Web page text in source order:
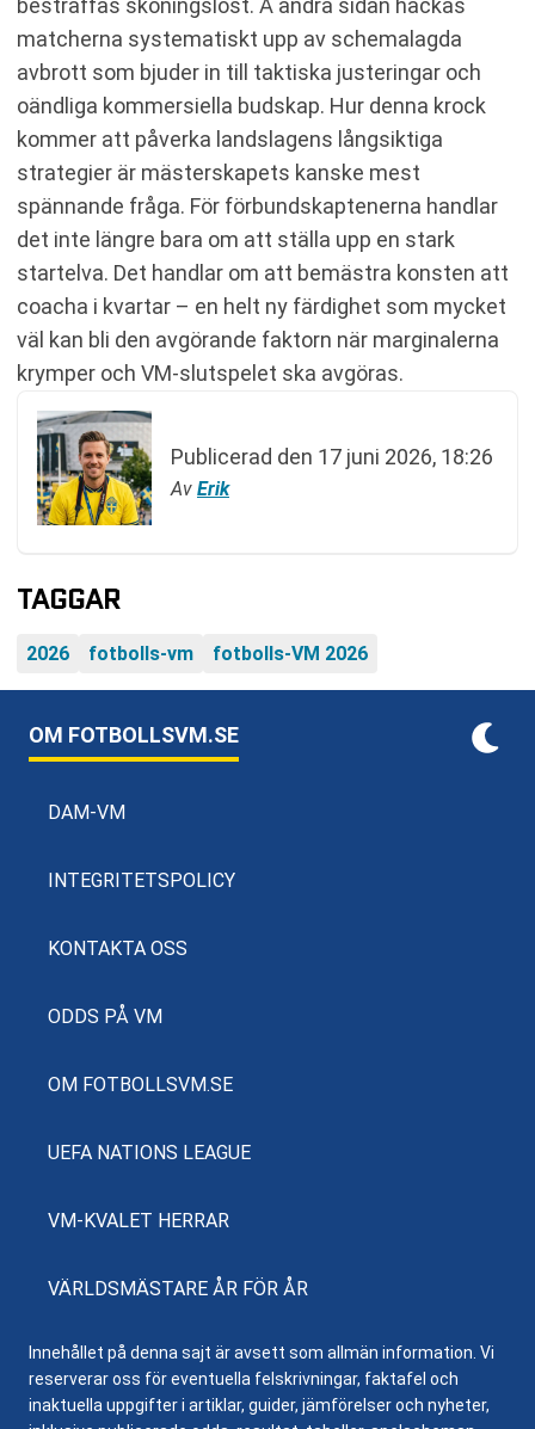
bestraffas skoningslöst. Å andra sidan hackas
matcherna systematiskt upp av schemalagda
avbrott som bjuder in till taktiska justeringar och
oändliga kommersiella budskap. Hur denna krock
kommer att påverka landslagens långsiktiga
strategier är mästerskapets kanske mest
spännande fråga. För förbundskaptenerna handlar
det inte längre bara om att ställa upp en stark
startelva. Det handlar om att bemästra konsten att
coacha i kvartar – en helt ny färdighet som mycket
väl kan bli den avgörande faktorn när marginalerna
krymper och VM-slutspelet ska avgöras.
Publicerad den 17 juni 2026, 18:26
Av Erik
TAGGAR
2026 fotbolls-vm fotbolls-VM 2026
OM FOTBOLLSVM.SE
DAM-VM
INTEGRITETSPOLICY
KONTAKTA OSS
ODDS PÅ VM
OM FOTBOLLSVM.SE
UEFA NATIONS LEAGUE
VM-KVALET HERRAR
VÄRLDSMÄSTARE ÅR FÖR ÅR
Innehållet på denna sajt är avsett som allmän information. Vi
reserverar oss för eventuella felskrivningar, faktafel och
inaktuella uppgifter i artiklar, guider, jämförelser och nyheter,